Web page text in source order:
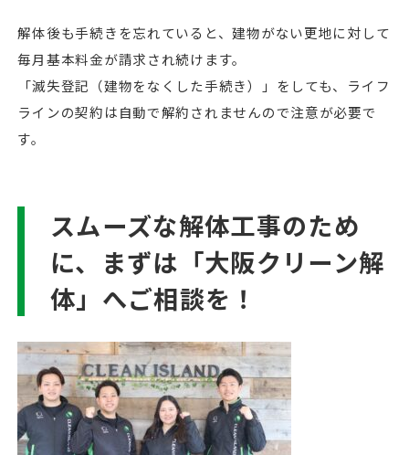
解体後も手続きを忘れていると、建物がない更地に対して
毎月基本料金が請求され続けます。
「滅失登記（建物をなくした手続き）」をしても、ライフ
ラインの契約は自動で解約されませんので注意が必要で
す。
スムーズな解体工事のため
に、まずは「大阪クリーン解
体」へご相談を！